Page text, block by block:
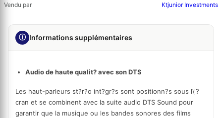
Vendu par
Ktjunior Investments
ⓘ Informations supplémentaires
Audio de haute qualit? avec son DTS
Les haut-parleurs st?r?o int?gr?s sont positionn?s sous l\'?
cran et se combinent avec la suite audio DTS Sound pour
garantir que la musique ou les bandes sonores des films